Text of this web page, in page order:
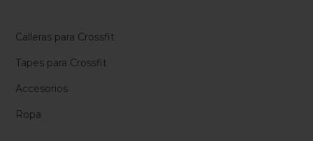
Calleras para Crossfit
Tapes para Crossfit
Accesorios
Ropa